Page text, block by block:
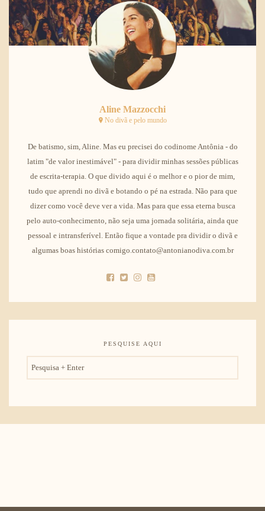
Aline Mazzocchi
No divã e pelo mundo
De batismo, sim, Aline. Mas eu precisei do codinome Antônia - do
latim "de valor inestimável" - para dividir minhas sessões públicas
de escrita-terapia. O que divido aqui é o melhor e o pior de mim,
tudo que aprendi no divã e botando o pé na estrada. Não para que
dizer como você deve ver a vida. Mas para que essa eterna busca
pelo auto-conhecimento, não seja uma jornada solitária, ainda que
pessoal e intransferível. Então fique a vontade pra dividir o divã e
algumas boas histórias comigo.contato@antonianodiva.com.br
PESQUISE AQUI